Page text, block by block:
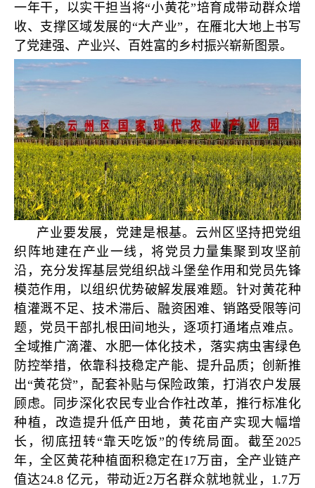
一年干，以实干担当将“小黄花”培育成带动群众增
收、支撑区域发展的“大产业”，在雁北大地上书写
了党建强、产业兴、百姓富的乡村振兴崭新图景。
产业要发展，党建是根基。云州区坚持把党组
织阵地建在产业一线，将党员力量集聚到攻坚前
沿，充分发挥基层党组织战斗堡垒作用和党员先锋
模范作用，以组织优势破解发展难题。针对黄花种
植灌溉不足、技术滞后、融资困难、销路受限等问
题，党员干部扎根田间地头，逐项打通堵点难点。
全域推广滴灌、水肥一体化技术，落实病虫害绿色
防控举措，依靠科技稳定产能、提升品质；创新推
出“黄花贷”，配套补贴与保险政策，打消农户发展
顾虑。同步深化农民专业合作社改革，推行标准化
种植，改造提升低产田地，黄花亩产实现大幅增
长，彻底扭转“靠天吃饭”的传统局面。截至2025
年，全区黄花种植面积稳定在17万亩，全产业链产
值达24.8 亿元，带动近2万名群众就地就业，1.7万